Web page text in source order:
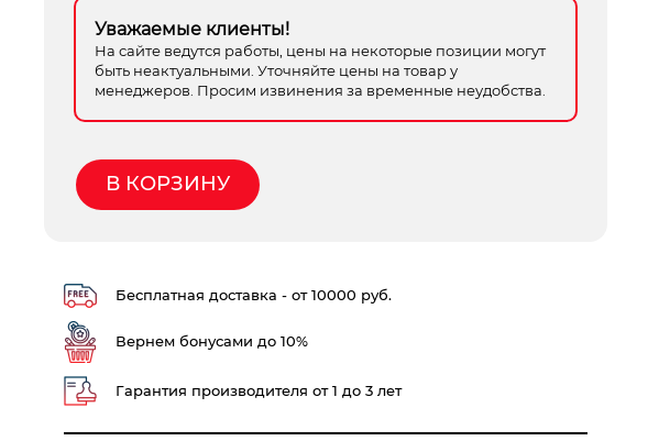
Уважаемые клиенты!
На сайте ведутся работы, цены на некоторые позиции могут
быть неактуальными. Уточняйте цены на товар у
менеджеров. Просим извинения за временные неудобства.
В КОРЗИНУ
Бесплатная доставка - от 10000 руб.
Вернем бонусами до 10%
Гарантия производителя от 1 до 3 лет